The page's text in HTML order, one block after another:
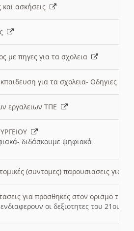
και ασκήσεις
με πηγες για τα σχολεια
για τα σχολεια- Οδηγιες
εργαλειων ΤΠΕ
διδάσκουμε ψηφιακά
(συντομες) παρουσιασεις για
για προσθηκες στον ορισμο
οι δεξιοτητες του 21ου